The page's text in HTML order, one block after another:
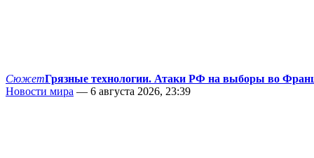
СюжетГрязные технологии. Атаки РФ на выборы во
Новости мира — 6 августа 2026, 23:39